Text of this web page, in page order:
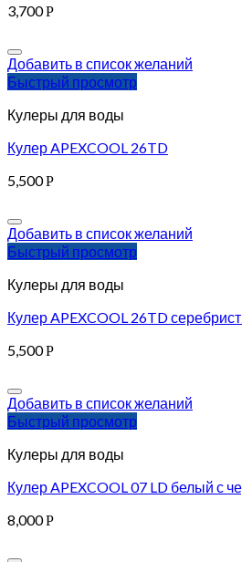
3,700Р
Добавить в список желаний
Быстрый просмотр
Кулеры для воды
Кулер APEXCOOL 26TD
5,500Р
Добавить в список желаний
Быстрый просмотр
Кулеры для воды
Кулер APEXCOOL 26TD
5,500Р
Добавить в список желаний
Быстрый просмотр
Кулеры для воды
Кулер APEXCOOL 07 LD белый с
8,000Р